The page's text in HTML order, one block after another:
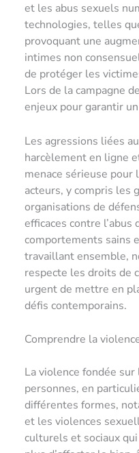
et les abus sexuels
technologies, telles
provoquant une
intimes non
de protéger les
Lors de la campagne
enjeux pour garantir
Les agressions liées
harcèlement en ligne
menace sérieuse
acteurs, y compris les
organisations de
efficaces contre
comportements sains
travaillant ensemble,
respecte les droits de
urgent de mettre en
défis contemporains.
Comprendre la
La violence fondée
personnes, en
différentes formes,
et les violences
culturels et sociaux